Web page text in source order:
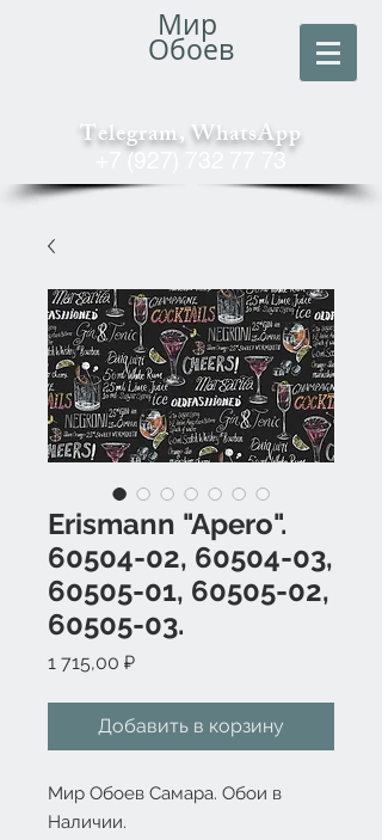
Мир
Обоев
Telegram, WhatsApp
+7 (927) 732 77 73
Erismann "Apero".
60504-02, 60504-03,
60505-01, 60505-02,
60505-03.
1 715,00 ₽Цена
Добавить в корзину
Мир Обоев Самара. Обои в
Наличии.